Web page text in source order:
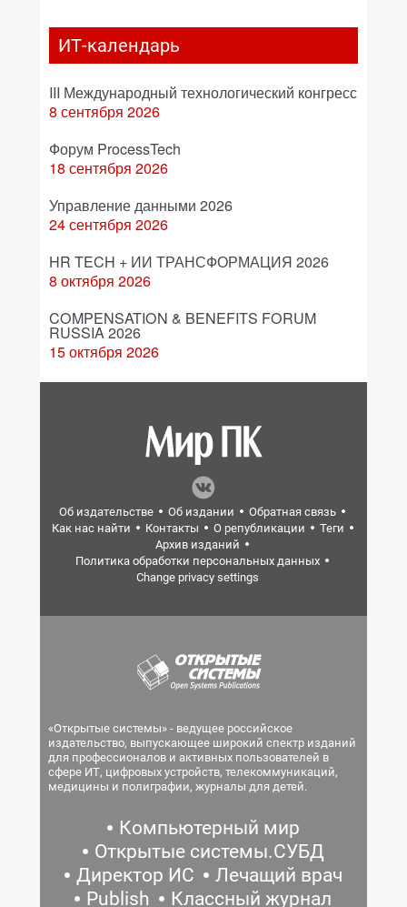
ИТ-календарь
III Международный технологический конгресс
8 сентября 2026
Форум ProcessTech
18 сентября 2026
Управление данными 2026
24 сентября 2026
HR TECH + ИИ ТРАНСФОРМАЦИЯ 2026
8 октября 2026
COMPENSATION & BENEFITS FORUM
RUSSIA 2026
15 октября 2026
Об издательстве Об издании
Обратная связь
Как нас найти
Контакты О републикации
Теги
Архив изданий
Политика обработки персональных данных
Change privacy settings
«Открытые системы» - ведущее российское
издательство, выпускающее широкий спектр изданий
для профессионалов и активных пользователей в
сфере ИТ, цифровых устройств, телекоммуникаций,
медицины и полиграфии, журналы для детей.
Компьютерный мир
Открытые системы.СУБД
Директор ИС
Лечащий врач
Publish
Классный журнал